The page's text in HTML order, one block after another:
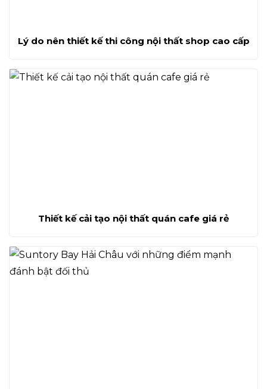
Lý do nên thiết kế thi công nội thất shop cao cấp
Thiết kế cải tạo nội thất quán cafe giá rẻ